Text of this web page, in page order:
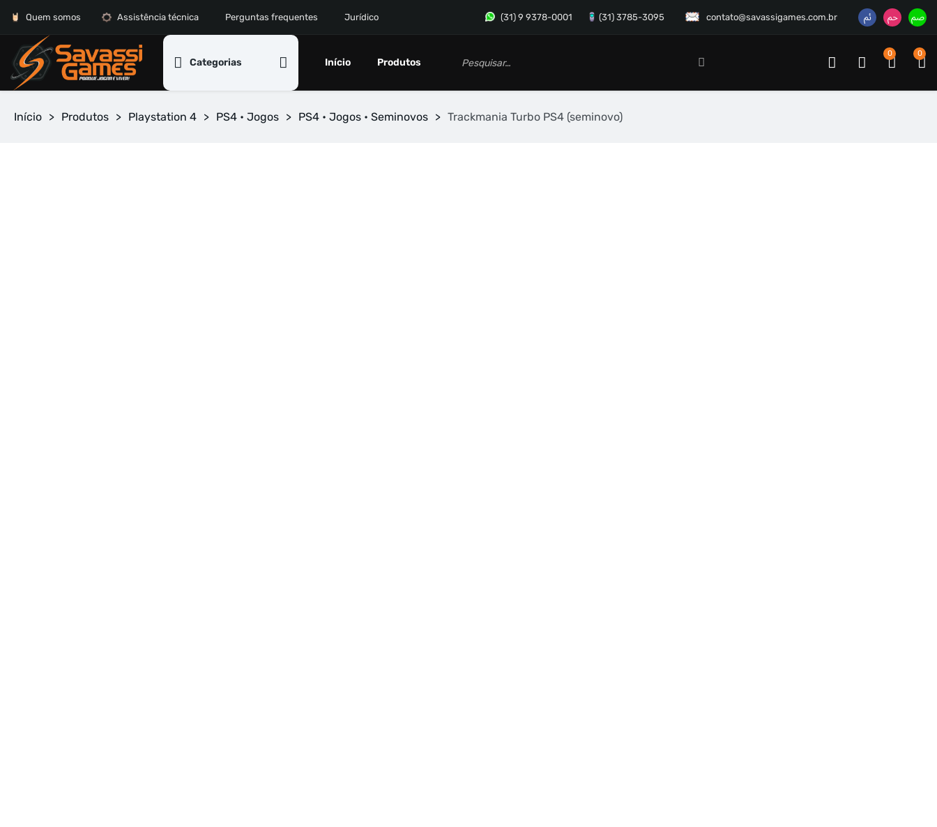
contato@savassigames.com.br
(31) 9 9378-0001 (31) 3785-3095
Quem somos Assistência técnica Perguntas frequentes Jurídico
Categorias
0
0
Início Produtos
Início > Produtos > Playstation 4 > PS4 • Jogos > PS4 • Jogos • Seminovos > Trackmania Turbo PS4 (seminovo)